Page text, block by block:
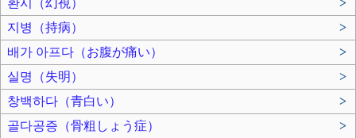
환시（幻視）
>
지병（持病）
>
배가 아프다（お腹が痛い）
>
실명（失明）
>
창백하다（青白い）
>
골다공증（骨粗しょう症）
>